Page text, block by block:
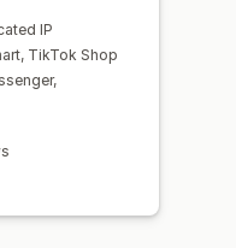
IP
TikTok Shop